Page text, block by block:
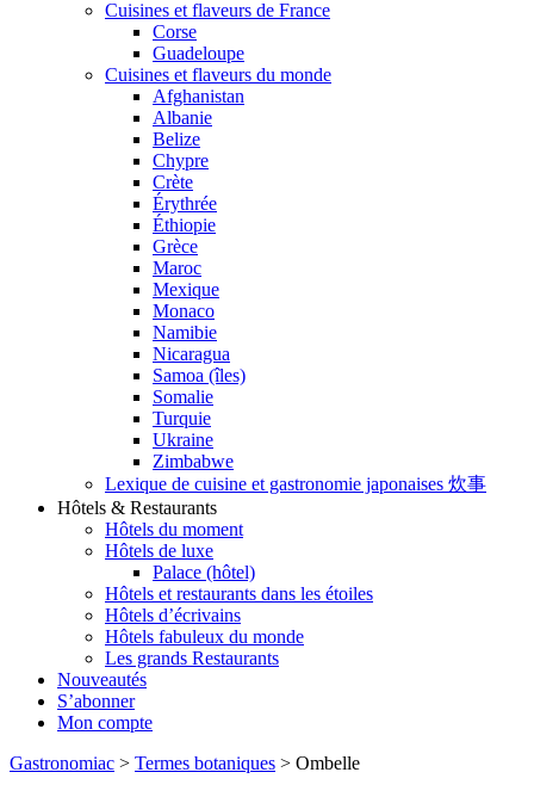
Cuisines et flaveurs de France
Corse
Guadeloupe
Cuisines et flaveurs du monde
Afghanistan
Albanie
Belize
Chypre
Crète
Érythrée
Éthiopie
Grèce
Maroc
Mexique
Monaco
Namibie
Nicaragua
Samoa (îles)
Somalie
Turquie
Ukraine
Zimbabwe
Lexique de cuisine et gastronomie japonaises 炊事
Hôtels & Restaurants
Hôtels du moment
Hôtels de luxe
Palace (hôtel)
Hôtels et restaurants dans les étoiles
Hôtels d’écrivains
Hôtels fabuleux du monde
Les grands Restaurants
Nouveautés
S’abonner
Mon compte
Gastronomiac > Termes botaniques > Ombelle